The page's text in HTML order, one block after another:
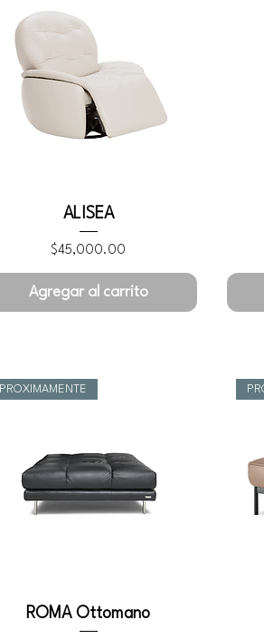
ALISEA
Precio
$45,000.00
Agregar al carrito
PROXIMAMENTE
ROMA Ottomano